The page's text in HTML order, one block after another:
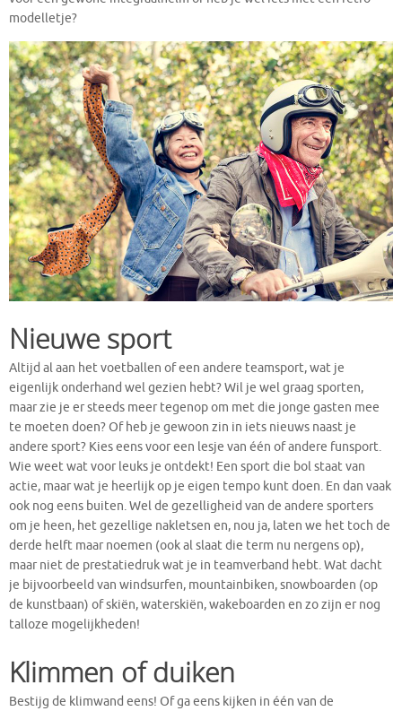
modelletje?
Nieuwe sport
Altijd al aan het voetballen of een andere teamsport, wat je
eigenlijk onderhand wel gezien hebt? Wil je wel graag sporten,
maar zie je er steeds meer tegenop om met die jonge gasten mee
te moeten doen? Of heb je gewoon zin in iets nieuws naast je
andere sport? Kies eens voor een lesje van één of andere funsport.
Wie weet wat voor leuks je ontdekt! Een sport die bol staat van
actie, maar wat je heerlijk op je eigen tempo kunt doen. En dan vaak
ook nog eens buiten. Wel de gezelligheid van de andere sporters
om je heen, het gezellige nakletsen en, nou ja, laten we het toch de
derde helft maar noemen (ook al slaat die term nu nergens op),
maar niet de prestatiedruk wat je in teamverband hebt. Wat dacht
je bijvoorbeeld van windsurfen, mountainbiken, snowboarden (op
de kunstbaan) of skiën, waterskiën, wakeboarden en zo zijn er nog
talloze mogelijkheden!
Klimmen of duiken
Bestijg de klimwand eens! Of ga eens kijken in één van de